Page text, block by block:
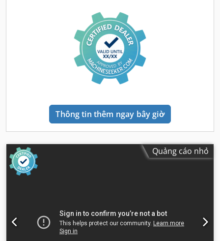
Thông tin thêm ngay bây giờ
Quảng cáo nhỏ